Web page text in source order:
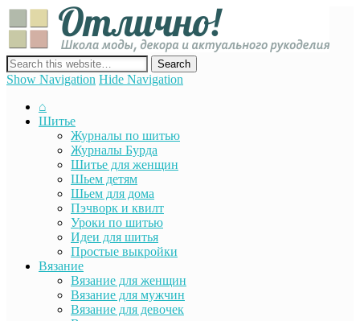
сайт о декоре, дизайне и моде, вязании, шитье и других видах
рукоделия
Show Navigation Hide Navigation
⌂
Шитье
Журналы по шитью
Журналы Бурда
Шитье для женщин
Шьем детям
Шьем для дома
Пэчворк и квилт
Уроки по шитью
Идеи для шитья
Простые выкройки
Вязание
Вязание для женщин
Вязание для мужчин
Вязание для девочек